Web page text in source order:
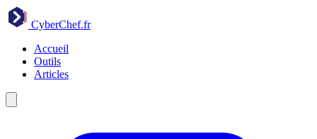
CyberChef.fr
Accueil
Outils
Articles